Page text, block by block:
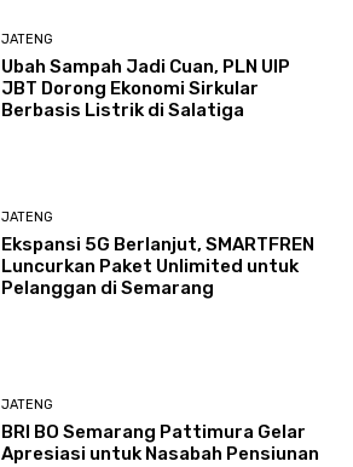
JATENG
Ubah Sampah Jadi Cuan, PLN UIP
JBT Dorong Ekonomi Sirkular
Berbasis Listrik di Salatiga
JATENG
Ekspansi 5G Berlanjut, SMARTFREN
Luncurkan Paket Unlimited untuk
Pelanggan di Semarang
JATENG
BRI BO Semarang Pattimura Gelar
Apresiasi untuk Nasabah Pensiunan